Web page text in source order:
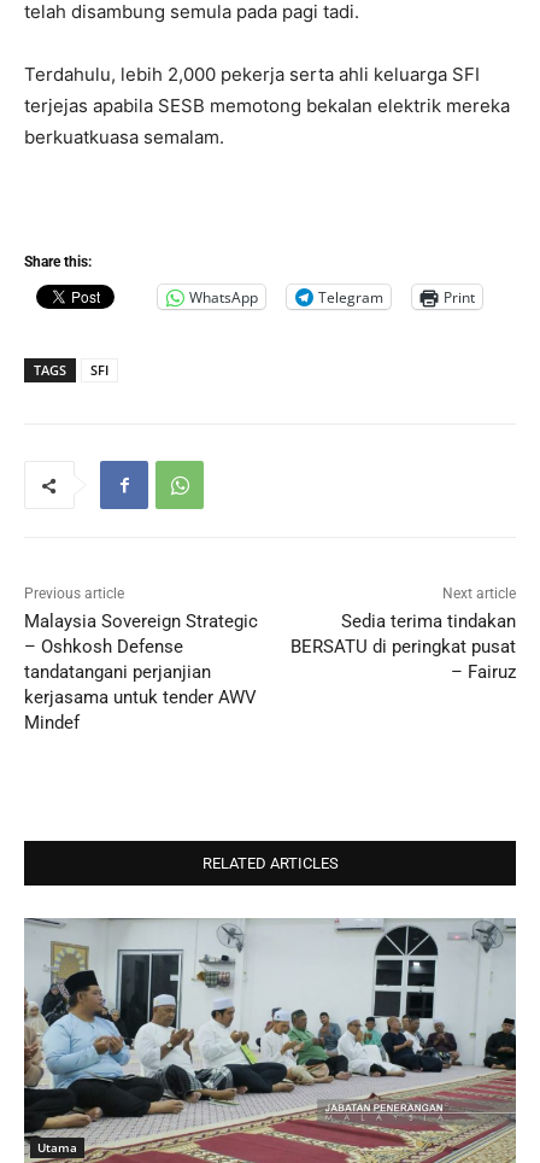
telah disambung semula pada pagi tadi.
Terdahulu, lebih 2,000 pekerja serta ahli keluarga SFI
terjejas apabila SESB memotong bekalan elektrik mereka
berkuatkuasa semalam.
Share this:
WhatsApp Telegram Print
TAGS SFI
Previous article
Malaysia Sovereign Strategic
– Oshkosh Defense
tandatangani perjanjian
kerjasama untuk tender AWV
Mindef
Next article
Sedia terima tindakan
BERSATU di peringkat pusat
– Fairuz
RELATED ARTICLES
Utama